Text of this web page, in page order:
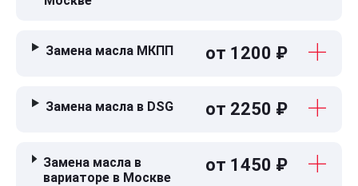
Замена масла МКПП от 1200 ₽
Замена масла в DSG от 2250 ₽
Замена масла в
вариаторе в Москве
от 1450 ₽